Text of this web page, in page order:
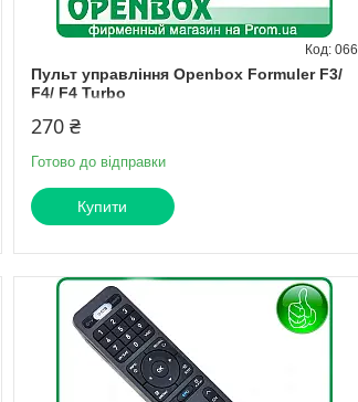
Пульт управління Openbox Formuler F3/
F4/ F4 Turbo
066
270 ₴
Готово до відправки
Купити